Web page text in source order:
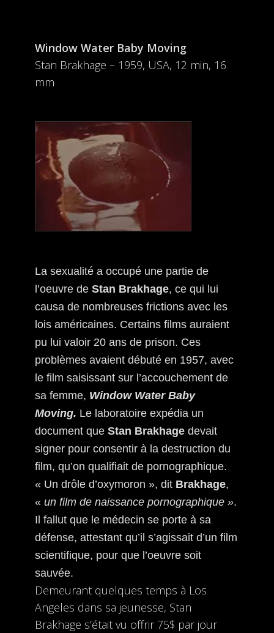
Window Water Baby Moving
Stan Brakhage – 1959, USA, 12 min, 16
mm
La sexualité a occupé une partie de
l’oeuvre de Stan Brakhage, ce qui lui
causa de nombreuses frictions avec les
lois américaines. Certains films auraient
pu lui valoir 20 ans de prison. Ces
problèmes avaient débuté en 1957, avec
le film saisissant sur l’accouchement de
sa femme, Window Water Baby
Moving. Le laboratoire expédia un
document que Stan Brakhagedevait
signer pour consentir à la destruction du
film, qu’on qualifiait de pornographique.
« Un drôle d’oxymoron », dit Brakhage,
« un film de naissance pornographique ».
Il fallut que le médecin se porte à sa
défense, attestant qu’il s’agissait d’un film
scientifique, pour que l’oeuvre soit
sauvée.
Demeurant quelques temps à Los
Angeles dans sa jeunesse, Stan
Brakhage s’était vu offrir 75$ par jour